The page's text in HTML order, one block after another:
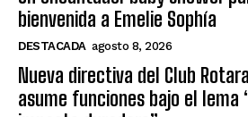
bienvenida a Emelie Sophía
DESTACADA agosto 8, 2026
Nueva directiva del Club
asume funciones bajo el lema